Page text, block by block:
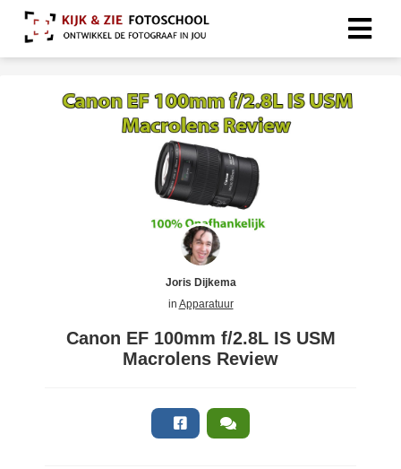
Joris Dijkema
in Apparatuur
Canon EF 100mm f/2.8L IS USM
Macrolens Review